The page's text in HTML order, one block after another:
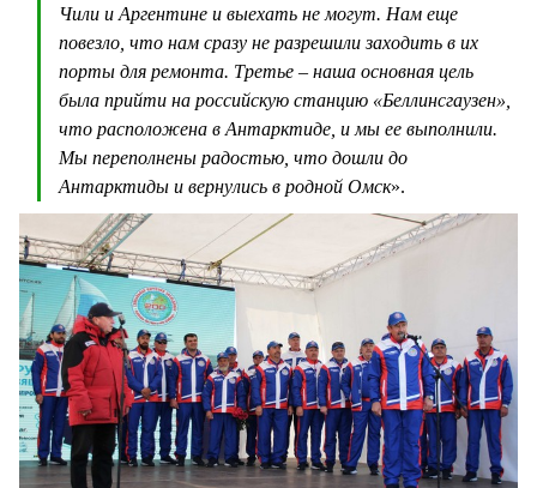
Чили и Аргентине и выехать не могут. Нам еще
повезло, что нам сразу не разрешили заходить в их
порты для ремонта. Третье – наша основная цель
была прийти на российскую станцию «Беллинсгаузен»,
что расположена в Антарктиде, и мы ее выполнили.
Мы переполнены радостью, что дошли до
Антарктиды и вернулись в родной Омск».